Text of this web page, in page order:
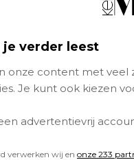
je verder leest
onze content met veel
Je kunt ook kiezen
advertentievrij
verwerken wij en onze 233